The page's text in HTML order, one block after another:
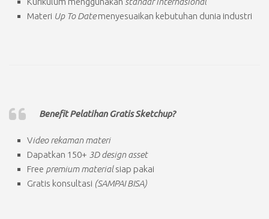
Materi Up To Datemenyesuaikan kebutuhan dunia industri
Benefit Pelatihan Gratis Sketchup?
Video rekaman materi
Dapatkan 150+ 3D design asset
Free premium materialsiap pakai
Gratis konsultasi (SAMPAI BISA)